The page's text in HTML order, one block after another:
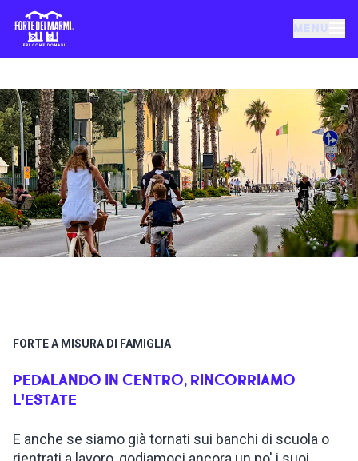
MENU
EVENTI
NOTIZIE
OSPITALITÀ
VILLA BERTELLI
ISPIRAZIONI
WEBCAM
FORTE A MISURA DI FAMIGLIA
PEDALANDO IN CENTRO, RINCORRIAMO
L'ESTATE
E anche se siamo già tornati sui banchi di scuola o